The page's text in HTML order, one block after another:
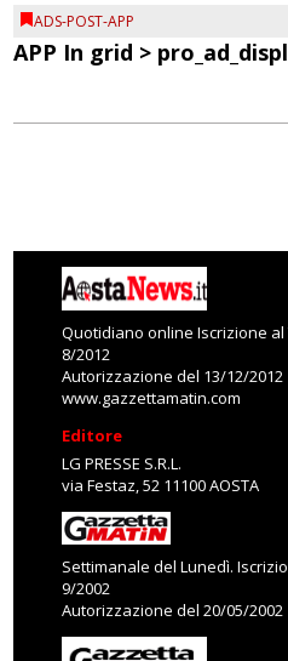
ADS-POST-APP
APP In grid >
Quotidiano online Iscrizione
8/2012
Autorizzazione del 13/12/2012
www.gazzettamatin.com
Editore
LG PRESSE S.R.L.
via Festaz, 52 11100 AOSTA
Settimanale del Lunedì.
9/2002
Autorizzazione del 20/05/2002